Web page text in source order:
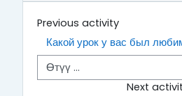
Previous activity
Какой урок у вас был
Өтүү ...
Next